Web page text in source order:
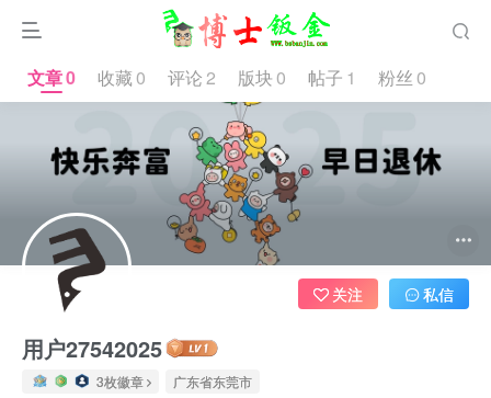
1.2W+
用户27542025
3枚徽章 广东省东莞市
关注 私信
文章0 收藏 0 评论2 版块 0 帖子 1 粉丝 0